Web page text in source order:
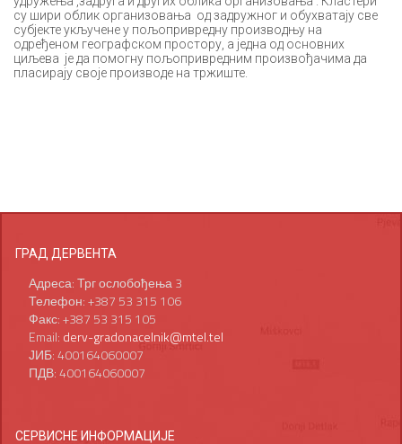
су шири облик организовања од задружног и обухватају све
субјекте укључене у пољопривредну производњу на
одређеном географском простору, а једна од основних
циљева је да помогну пољопривредним произвођачима да
пласирају своје производе на тржиште.
ГРАД ДЕРВЕНТА
Адреса: Трг ослобођења 3
Телефон: +387 53 315 106
Факс: +387 53 315 105
Email: derv-gradonacelnik@mtel.tel
ЈИБ: 400164060007
ПДВ: 400164060007
СЕРВИСНЕ ИНФОРМАЦИЈЕ